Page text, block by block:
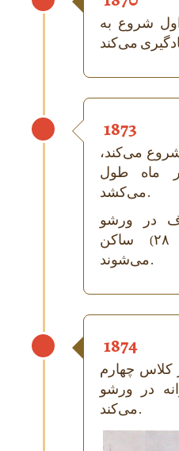
شروع به
1873
می‌کند،
ماه طول
می‌کشد.
در ورشو
(خیابان نوولیپیه، پلاک ۲۸) ساکن
می‌شوند.
1874
چهارم
شماره ۲ پسرانه در ورشو
می‌کند.